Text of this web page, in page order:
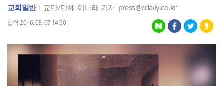
교회일반 교단/단체 이나래 기자 press@cdaily.co.kr
입력 2016. 03. 07 14:50